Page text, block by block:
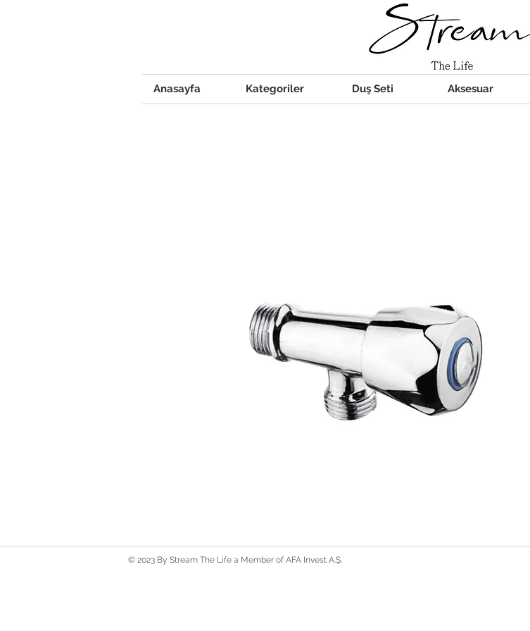
Anasayfa Kategoriler Duş Seti Aksesuar
© 2023 By Stream The Life a Member of AFA Invest A.Ş.